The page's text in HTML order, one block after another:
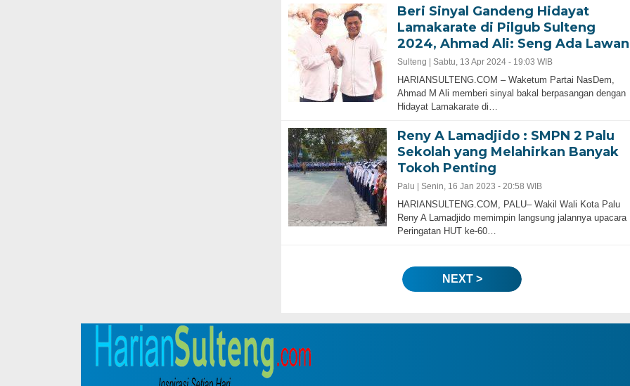
Beri Sinyal Gandeng Hidayat
Lamakarate di Pilgub Sulteng
2024, Ahmad Ali: Seng Ada Lawan
Sulteng | Sabtu, 13 Apr 2024 - 19:03 WIB
HARIANSULTENG.COM – Waketum Partai NasDem,
Ahmad M Ali memberi sinyal bakal berpasangan dengan
Hidayat Lamakarate di…
Reny A Lamadjido : SMPN 2 Palu
Sekolah yang Melahirkan Banyak
Tokoh Penting
Palu | Senin, 16 Jan 2023 - 20:58 WIB
HARIANSULTENG.COM, PALU– Wakil Wali Kota Palu
Reny A Lamadjido memimpin langsung jalannya upacara
Peringatan HUT ke-60…
NEXT >